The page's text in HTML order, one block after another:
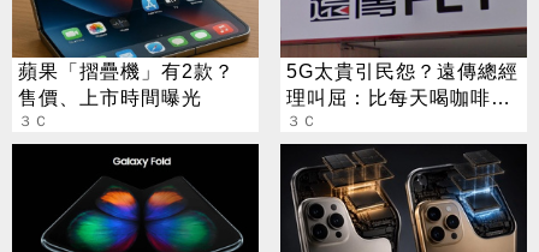
蘋果「摺疊機」有2款？
售價、上市時間曝光
３Ｃ
5G太貴引民怨？遠傳總經
理叫屈：比每天喝咖啡便
宜
３Ｃ